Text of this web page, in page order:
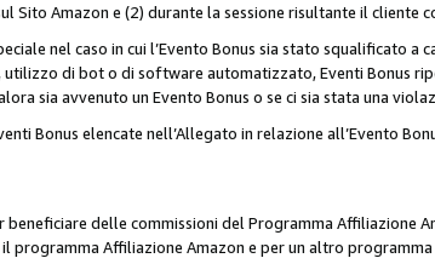
Sito Amazon e (2) durante la sessione risultante il cliente
nel caso in cui l’Evento Bonus sia stato squalificato a
di bot o di software automatizzato, Eventi Bonus
sia avvenuto un Evento Bonus o se ci sia stata una
Bonus elencate nell’Allegato in relazione all’Evento
delle commissioni del Programma Affiliazione
programma Affiliazione Amazon e per un altro